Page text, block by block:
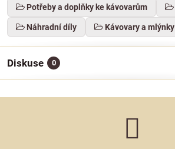
Potřeby a doplňky ke kávovarům
Náhradní díly Kávovary a mlýnky
Diskuse 0